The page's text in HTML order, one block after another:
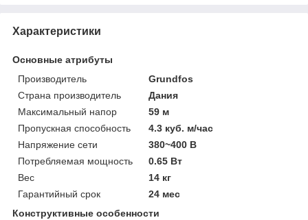
Характеристики
Основные атрибуты
Производитель
Grundfos
Страна производитель
Дания
Максимальный напор
59 м
Пропускная способность
4.3 куб. м/час
Напряжение сети
380~400 В
Потребляемая мощность
0.65 Вт
Вес
14 кг
Гарантийный срок
24 мес
Конструктивные особенности